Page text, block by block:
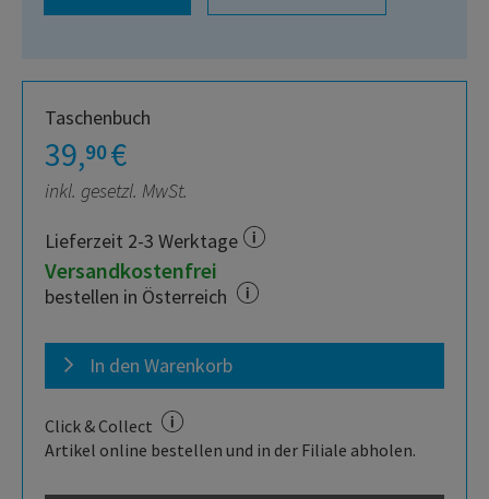
Taschenbuch
39,90€
inkl. gesetzl. MwSt.
Lieferzeit 2-3 Werktage
Versandkostenfrei
bestellen in Österreich
In den Warenkorb
Click & Collect
Artikel online bestellen und in der Filiale abholen.